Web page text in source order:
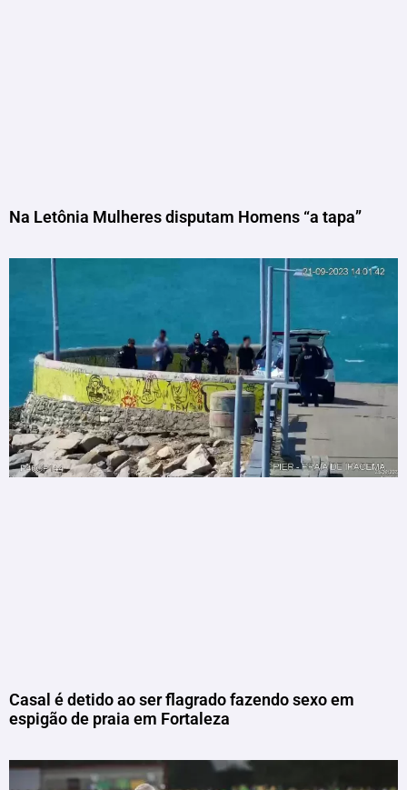
Na Letônia Mulheres disputam Homens “a tapa”
Casal é detido ao ser flagrado fazendo sexo em
espigão de praia em Fortaleza